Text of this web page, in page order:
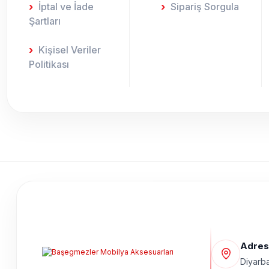
İptal ve İade
Şartları
Kişisel Veriler
Politikası
Sipariş Sorgula
Adres